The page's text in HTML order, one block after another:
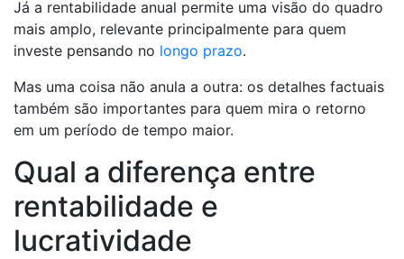
Já a rentabilidade anual permite uma visão do quadro
mais amplo, relevante principalmente para quem
investe pensando no longo prazo.
Mas uma coisa não anula a outra: os detalhes factuais
também são importantes para quem mira o retorno
em um período de tempo maior.
Qual a diferença entre
rentabilidade e
lucratividade